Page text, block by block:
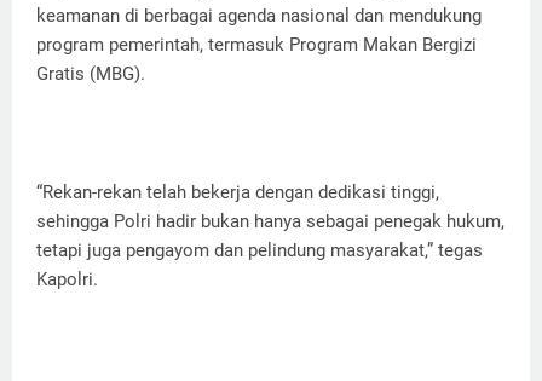
keamanan di berbagai agenda nasional dan mendukung
program pemerintah, termasuk Program Makan Bergizi
Gratis (MBG).
“Rekan-rekan telah bekerja dengan dedikasi tinggi,
sehingga Polri hadir bukan hanya sebagai penegak hukum,
tetapi juga pengayom dan pelindung masyarakat,” tegas
Kapolri.